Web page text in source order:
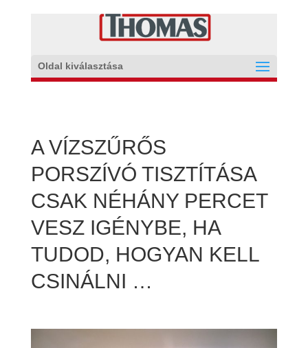
Oldal kiválasztása
A VÍZSZŰRŐS
PORSZÍVÓ TISZTÍTÁSA
CSAK NÉHÁNY PERCET
VESZ IGÉNYBE, HA
TUDOD, HOGYAN KELL
CSINÁLNI …